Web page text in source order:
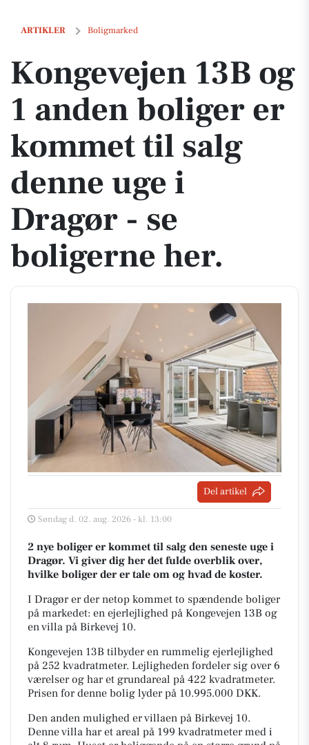
ARTIKLER Boligmarked
Kongevejen 13B og 1 anden boliger er kommet til salg denne uge i
Kongevejen 13B og
1 anden boliger er
kommet til salg
denne uge i
Dragør - se
boligerne her.
Del artikel
Søndag d. 02. aug. 2026 - kl. 13:00
2 nye boliger er kommet til salg den seneste uge i
Dragør. Vi giver dig her det fulde overblik over,
hvilke boliger der er tale om og hvad de koster.
I Dragør er der netop kommet to spændende boliger
på markedet: en ejerlejlighed på Kongevejen 13B og
en villa på Birkevej 10.
Kongevejen 13B tilbyder en rummelig ejerlejlighed
på 252 kvadratmeter. Lejligheden fordeler sig over 6
værelser og har et grundareal på 422 kvadratmeter.
Prisen for denne bolig lyder på 10.995.000 DKK.
Den anden mulighed er villaen på Birkevej 10.
Denne villa har et areal på 199 kvadratmeter med i